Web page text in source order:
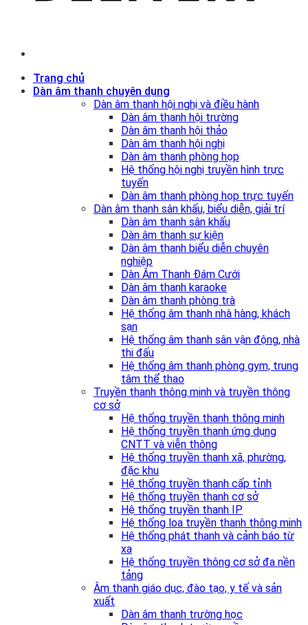
Trang chủ
Dàn âm thanh chuyên dụng
Dàn âm thanh hội nghị và điều hành
Dàn âm thanh hội trường
Dàn âm thanh hội thảo
Dàn âm thanh hội nghị
Dàn âm thanh phòng họp
Hệ thống hội nghị truyền hình trực
tuyến
Dàn âm thanh phòng họp trực tuyến
Dàn âm thanh sân khấu, biểu diễn, giải trí
Dàn âm thanh sân khấu
Dàn âm thanh sự kiện
Dàn âm thanh biểu diễn chuyên
nghiệp
Dàn Âm Thanh Đám Cưới
Dàn âm thanh karaoke
Dàn âm thanh phòng trà
Hệ thống âm thanh nhà hàng, khách
sạn
Hệ thống âm thanh sân vận động, nhà
thi đấu
Hệ thống âm thanh phòng gym, trung
tâm thể thao
Truyền thanh thông minh và truyền thông
cơ sở
Hệ thống truyền thanh thông minh
Hệ thống truyền thanh ứng dụng
CNTT và viễn thông
Hệ thống truyền thanh xã, phường,
đặc khu
Hệ thống truyền thanh cấp tỉnh
Hệ thống truyền thanh cơ sở
Hệ thống truyền thanh IP
Hệ thống loa truyền thanh thông minh
Hệ thống phát thanh và cảnh báo từ
xa
Hệ thống truyền thông cơ sở đa nền
tảng
Âm thanh giáo dục, đào tạo, y tế và sản
xuất
Dàn âm thanh trường học